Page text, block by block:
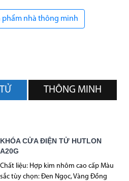
phẩm nhà thông minh
THÔNG MINH
KHÓA CỬA ĐIỆN TỬ HUTLON
A20G
Chất liệu: Hợp kim nhôm cao cấp Màu
sắc tùy chọn: Đen Ngọc, Vàng Đồng